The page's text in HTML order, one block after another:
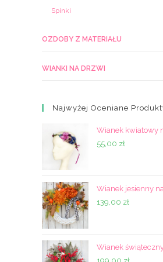
Spinki
OZDOBY Z MATERIAŁU
WIANKI NA DRZWI
Najwyżej Oceniane
Wianek kwiatowy
55,00 zł
Wianek jesienny
139,00 zł
Wianek